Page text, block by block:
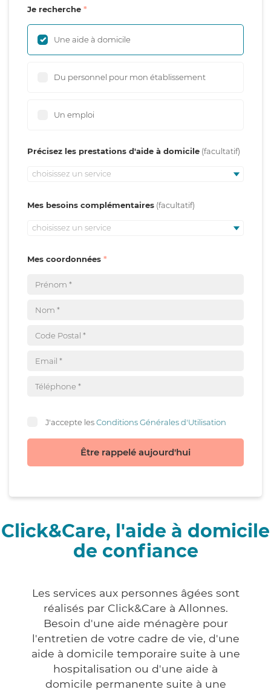
Je recherche
Une aide à domicile
Du personnel pour mon établissement
Un emploi
Précisez les prestations d'aide à domicile
choisissez un service
Mes besoins complémentaires
choisissez un service
Mes coordonnées
J'accepte lesConditions Générales d'Utilisation
Être rappelé aujourd'hui
Click&Care, l'aide à domicile
de confiance
Les services aux personnes âgées sont
réalisés par Click&Care à Allonnes.
Besoin d'une aide ménagère pour
l'entretien de votre cadre de vie, d'une
aide à domicile temporaire suite à une
hospitalisation ou d'une aide à
domicile permanente suite à une